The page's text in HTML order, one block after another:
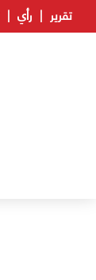
تقرير رأي